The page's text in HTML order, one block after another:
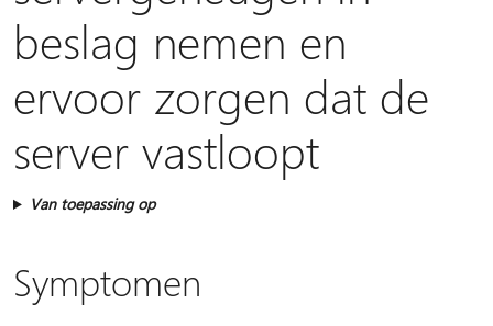
beslag nemen en
ervoor zorgen dat de
server vastloopt
Van toepassing op
Symptomen